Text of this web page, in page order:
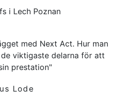
i Lech Poznan
med Next Act. Hur man
viktigaste delarna för att
prestation"
Lode